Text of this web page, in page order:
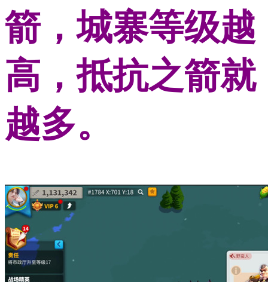
箭，城寨等级越
高，抵抗之箭就
越多。